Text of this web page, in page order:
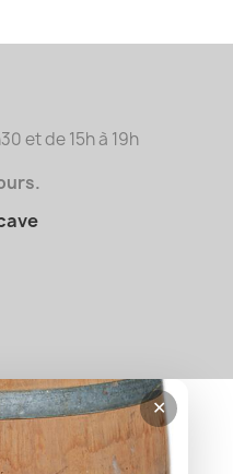
et de 15h à 19h
✕